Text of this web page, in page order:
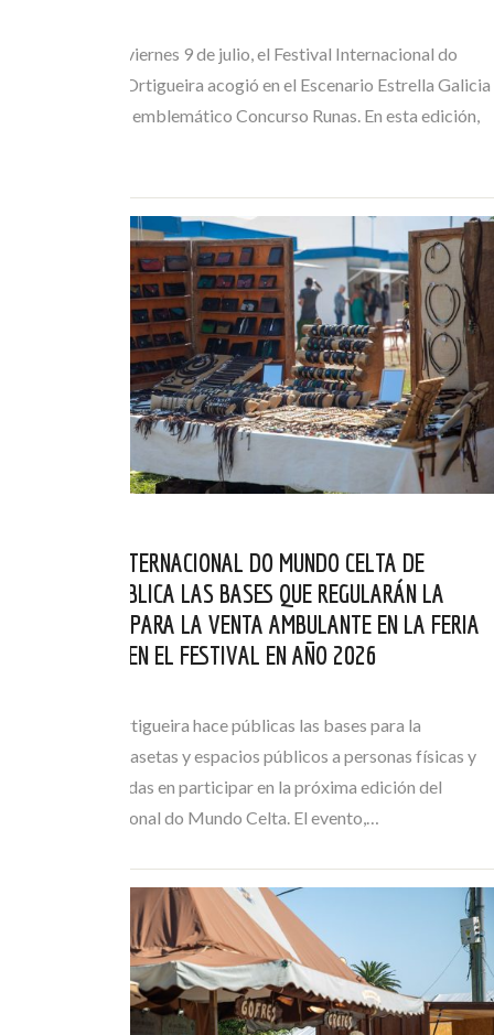
En la jornada del viernes 9 de julio, el Festival Internacional do
Mundo Celta de Ortigueira acogió en el Escenario Estrella Galicia
la gran final de su emblemático Concurso Runas. En esta edición,
EL FESTIVAL INTERNACIONAL DO MUNDO CELTA DE
ORTIGUEIRA PUBLICA LAS BASES QUE REGULARÁN LA
AUTORIZACIÓN PARA LA VENTA AMBULANTE EN LA FERIA
DE ARTESANÍA EN EL FESTIVAL EN AÑO 2026
El Concello de Ortigueira hace públicas las bases para la
adjudicación de casetas y espacios públicos a personas físicas y
jurídicas interesadas en participar en la próxima edición del
Festival Internacional do Mundo Celta. El evento,…